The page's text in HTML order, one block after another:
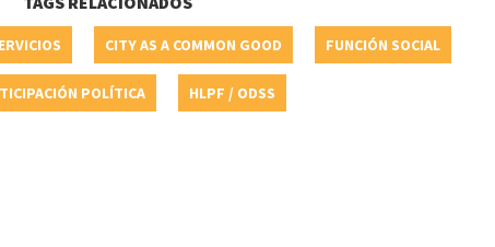
CITY AS A COMMON GOOD FUNCIÓN SOCIAL
POLÍTICA HLPF / ODSS